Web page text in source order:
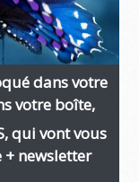
dans votre
votre boîte,
qui vont vous
+ newsletter